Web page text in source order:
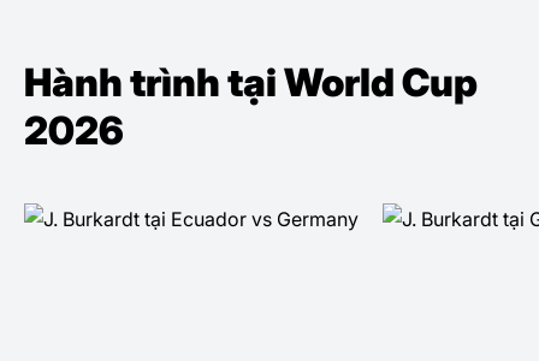
Hành trình tại World Cup
2026